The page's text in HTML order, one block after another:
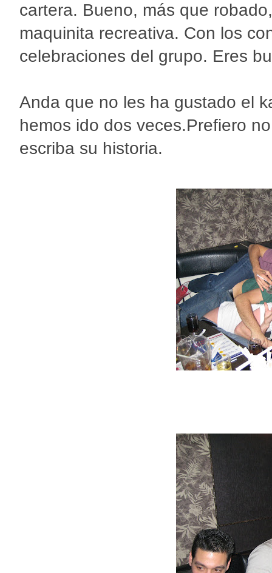
cartera. Bueno, más que
maquinita recreativa. Con los
celebraciones del grupo. Eres
Anda que no les ha gustado el
hemos ido dos veces.Prefiero
escriba su historia.